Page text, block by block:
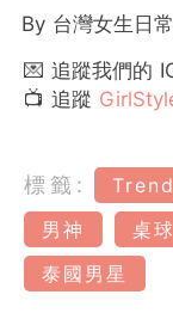
By 台灣女生日
💌 追蹤我們的
📺 追蹤
標籤:
男神
桌球
泰國男星